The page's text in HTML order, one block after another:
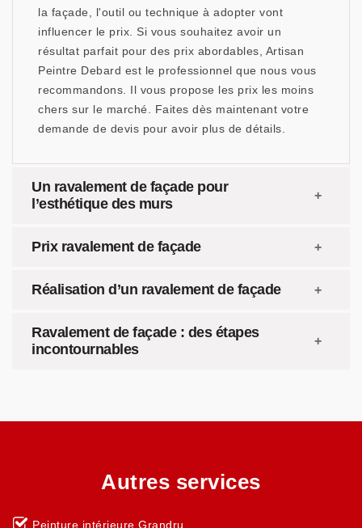
la façade, l'outil ou technique à adopter vont
influencer le prix. Si vous souhaitez avoir un
résultat parfait pour des prix abordables, Artisan
Peintre Debard est le professionnel que nous vous
recommandons. Il vous propose les prix les moins
chers sur le marché. Faites dès maintenant votre
demande de devis pour avoir plus de détails.
Un ravalement de façade pour
l’esthétique des murs
Prix ravalement de façade
Réalisation d’un ravalement de façade
Ravalement de façade : des étapes
incontournables
Autres services
Peinture intérieure Grandru